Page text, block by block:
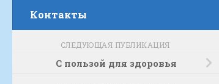
Контакты
СЛЕДУЮЩАЯ ПУБЛИКАЦИЯ
С пользой для здоровья